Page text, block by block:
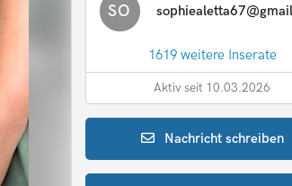
SO
1619 weitere Inserate
Aktiv seit 10.03.2026
Nachrichtschreiben